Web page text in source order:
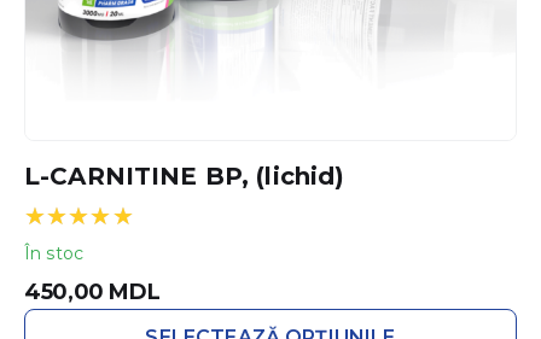
L-CARNITINE BP, (lichid)
Evaluat la
5.00din 5
În stoc
450,00 MDL